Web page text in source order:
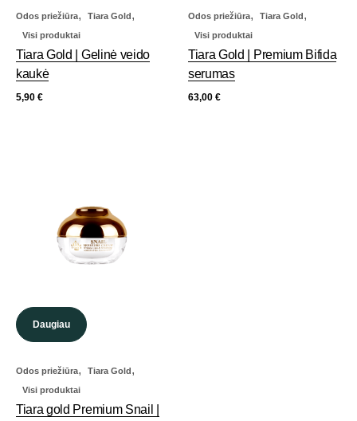
Odos priežiūra, Tiara Gold,
Visi produktai
Tiara Gold | Gelinė veido
kaukė
5,90 €
Odos priežiūra, Tiara Gold,
Visi produktai
Tiara Gold | Premium Bifida
serumas
63,00 €
Daugiau
Odos priežiūra, Tiara Gold,
Visi produktai
Tiara gold Premium Snail |